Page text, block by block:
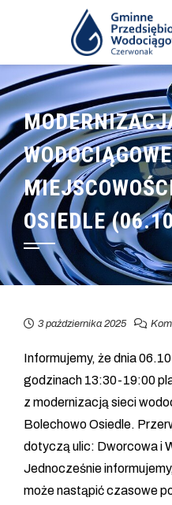
OSIEDLE
3 października 2025
Informujemy, że dnia
godzinach 13:30-19:00
z modernizacją sieci
Bolechowo Osiedle.
dotyczą ulic: Dworcowa i
Jednocześnie
może nastąpić czasowe